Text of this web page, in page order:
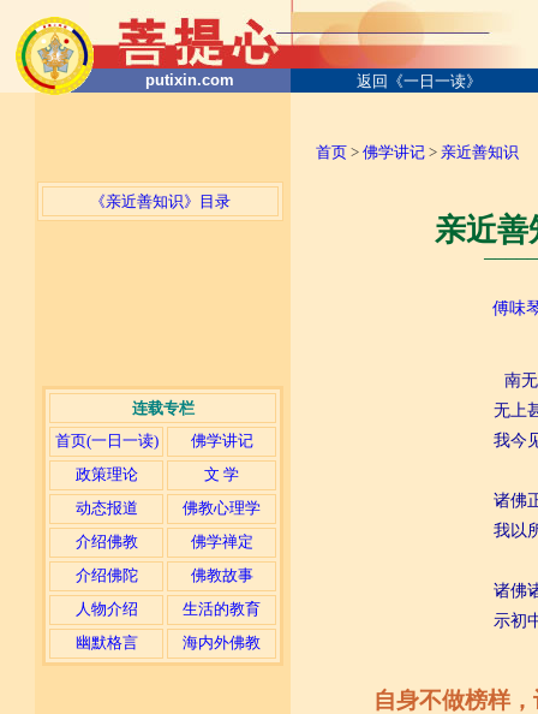
putixin.com 返回《一日一读》
《亲近善知识》目录
连载专栏
首页(一日一读)
佛学讲记
政策理论
文 学
动态报道
佛教心理学
介绍佛教
佛学禅定
介绍佛陀
佛教故事
人物介绍
生活的教育
幽默格言
海内外佛教
首页 > 佛学讲记 > 亲近善知识
亲近善
傅味
南
无上
我今
诸佛
我以
诸佛
示初
自身不做榜样